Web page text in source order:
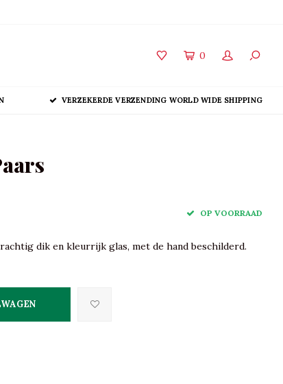
0
VERZEKERDE VERZENDING WORLD WIDE SHIPPING
OP VOORRAAD
dik en kleurrijk glas, met de hand beschilderd.